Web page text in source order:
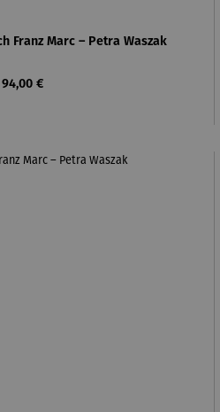
Franz Marc – Petra Waszak
Regulärer Preis:
94,00 €